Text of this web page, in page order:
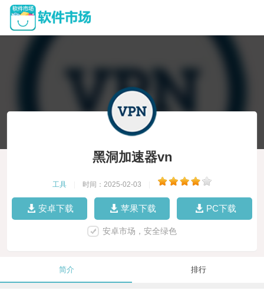
黑洞加速器vn
工具 时间：2025-02-03
安卓下载 苹果下载 PC下载
安卓市场，安全绿色
简介 排行